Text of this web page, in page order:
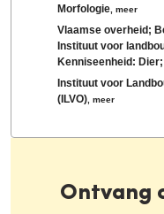
Morfologie ,meer
Vlaamse overheid;
Instituut voor
Kenniseenheid:
Instituut voor
(ILVO) ,meer
Ontvang